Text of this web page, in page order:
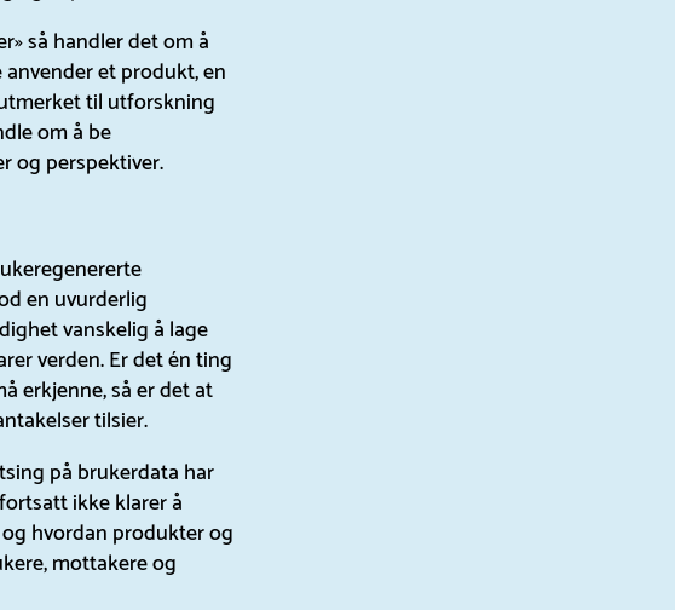
så handler det om å
et produkt, en
til utforskning
om å be
og perspektiver.
en uvurderlig
vanskelig å lage
verden. Er det én ting
erkjenne, så er det at
tilsier.
på brukerdata har
ikke klarer å
hvordan produkter og
mottakere og